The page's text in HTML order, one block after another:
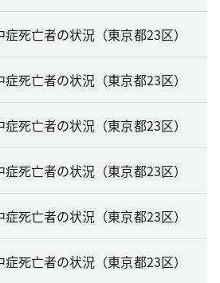
死亡者の状況（東京都23区）
死亡者の状況（東京都23区）
死亡者の状況（東京都23区）
死亡者の状況（東京都23区）
死亡者の状況（東京都23区）
死亡者の状況（東京都23区）